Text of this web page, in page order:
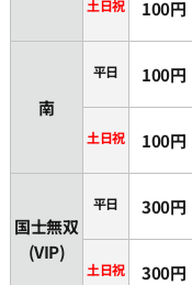
土日祝 100円
南
平日 100円
土日祝 100円
国士無双
(VIP)
平日 300円
土日祝 300円